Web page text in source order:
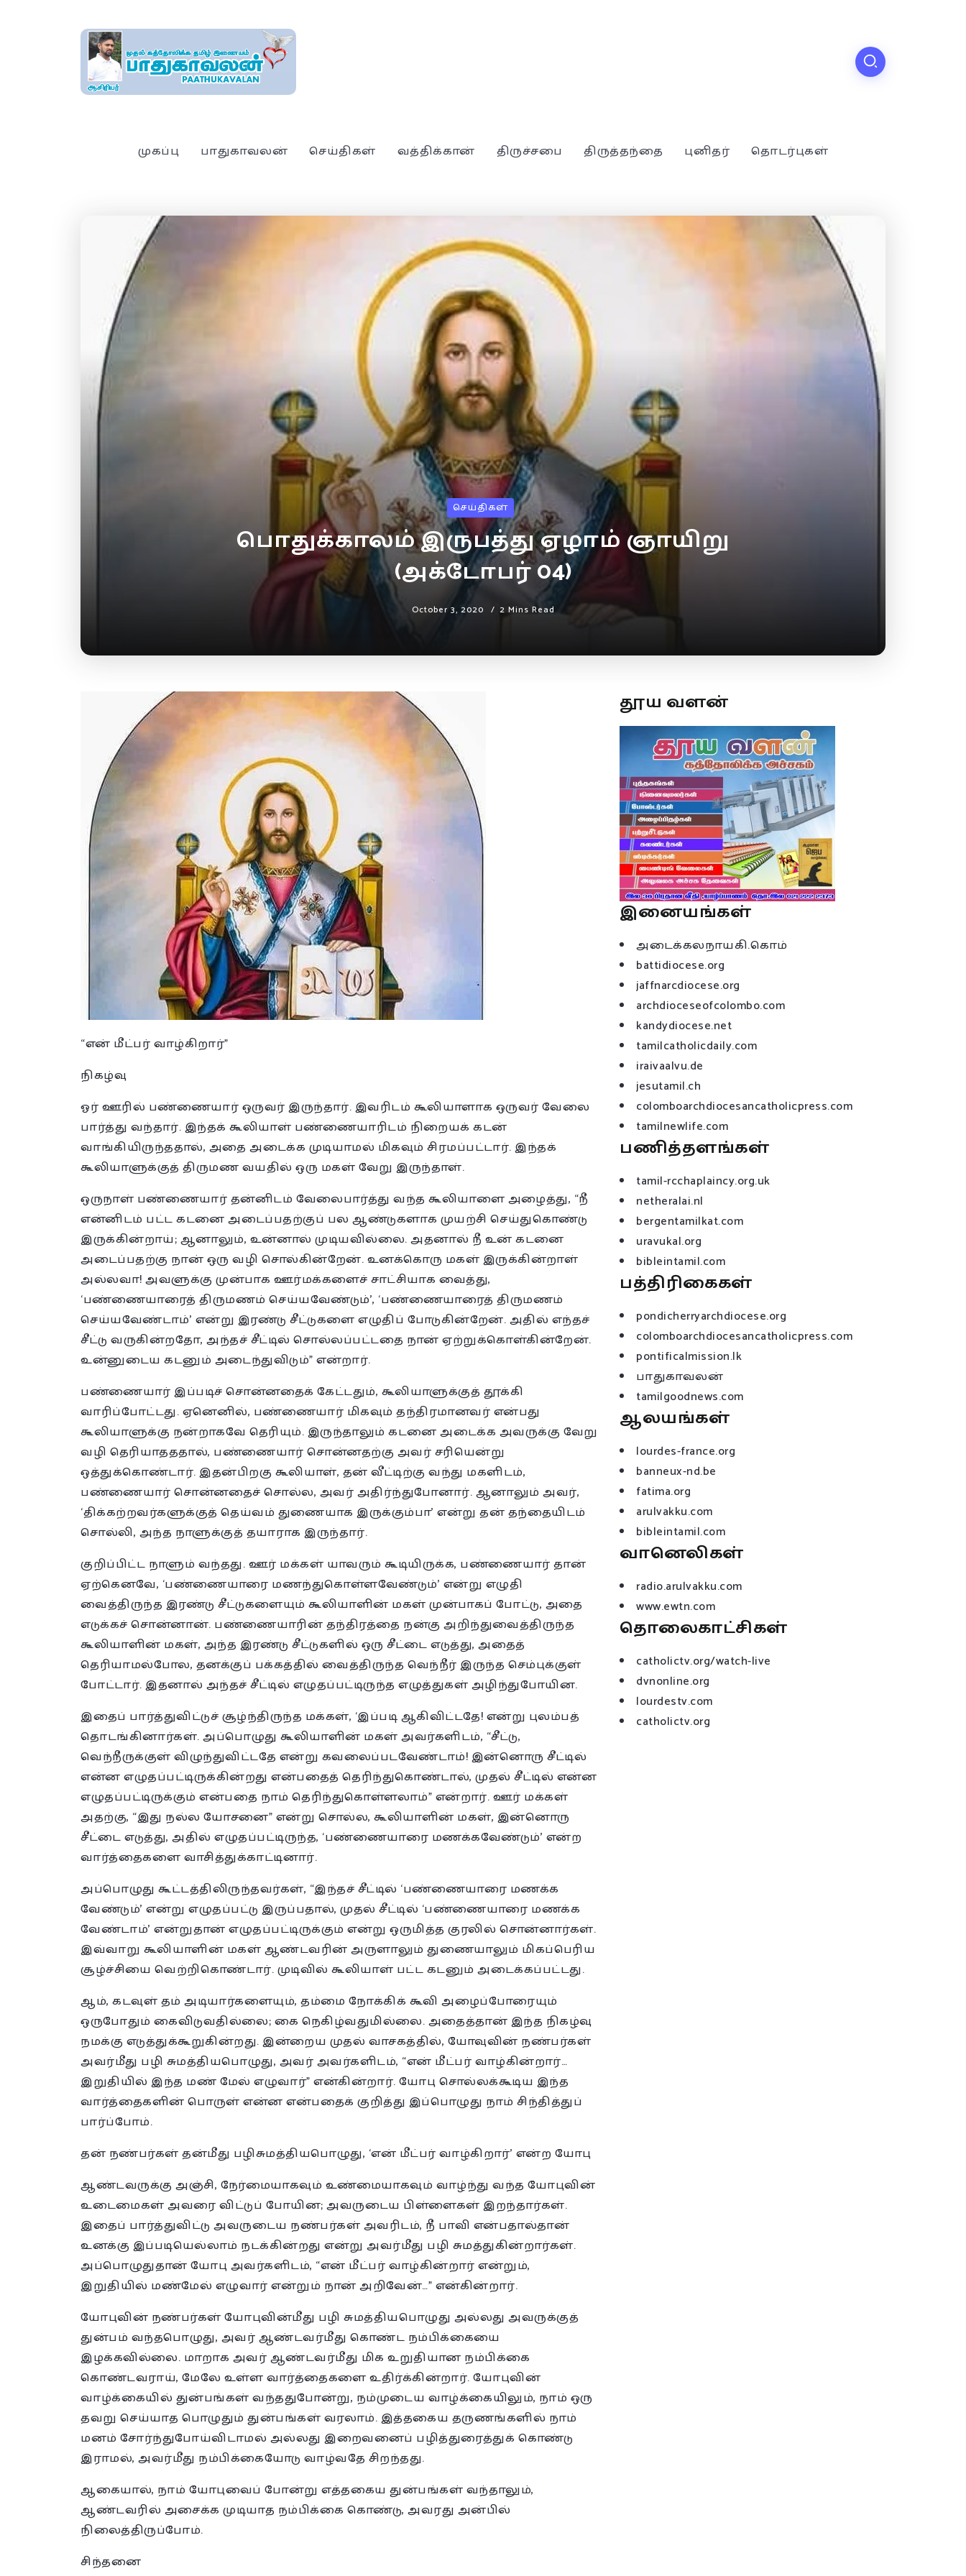
முகப்பு பாதுகாவலன் செய்திகள் வத்திக்கான் திருச்சபை திருத்தந்தை புனிதர் தொடர்புகள்
செய்திகள்
பொதுக்காலம் இருபத்து ஏழாம் ஞாயிறு
(அக்டோபர் 04)
October 3, 2020 2 Mins Read
“என் மீட்பர் வாழ்கிறார்”
நிகழ்வு
ஓர் ஊரில் பண்ணையார் ஒருவர் இருந்தார். இவரிடம் கூலியாளாக ஒருவர் வேலை
பார்த்து வந்தார். இந்தக் கூலியாள் பண்ணையாரிடம் நிறையக் கடன்
வாங்கியிருந்ததால், அதை அடைக்க முடியாமல் மிகவும் சிரமப்பட்டார். இந்தக்
கூலியாளுக்குத் திருமண வயதில் ஒரு மகள் வேறு இருந்தாள்.
ஒருநாள் பண்ணையார் தன்னிடம் வேலைபார்த்து வந்த கூலியாளை அழைத்து, “நீ
என்னிடம் பட்ட கடனை அடைப்பதற்குப் பல ஆண்டுகளாக முயற்சி செய்துகொண்டு
இருக்கின்றாய்; ஆனாலும், உன்னால் முடியவில்லை. அதனால் நீ உன் கடனை
அடைப்பதற்கு நான் ஒரு வழி சொல்கின்றேன். உனக்கொரு மகள் இருக்கின்றாள்
அல்லவா! அவளுக்கு முன்பாக ஊர்மக்களைச் சாட்சியாக வைத்து,
‘பண்ணையாரைத் திருமணம் செய்யவேண்டும்’, ‘பண்ணையாரைத் திருமணம்
செய்யவேண்டாம்’ என்று இரண்டு சீட்டுகளை எழுதிப் போடுகின்றேன். அதில் எந்தச்
சீட்டு வருகின்றதோ, அந்தச் சீட்டில் சொல்லப்பட்டதை நான் ஏற்றுக்கொள்கின்றேன்.
உன்னுடைய கடனும் அடைந்துவிடும்” என்றார்.
பண்ணையார் இப்படிச் சொன்னதைக் கேட்டதும், கூலியாளுக்குத் தூக்கி
வாரிப்போட்டது. ஏனெனில், பண்ணையார் மிகவும் தந்திரமானவர் என்பது
கூலியாளுக்கு நன்றாகவே தெரியும். இருந்தாலும் கடனை அடைக்க அவருக்கு வேறு
வழி தெரியாதததால், பண்ணையார் சொன்னதற்கு அவர் சரியென்று
ஒத்துக்கொண்டார். இதன்பிறகு கூலியாள், தன் வீட்டிற்கு வந்து மகளிடம்,
பண்ணையார் சொன்னதைச் சொல்ல, அவர் அதிர்ந்துபோனார். ஆனாலும் அவர்,
‘திக்கற்றவர்களுக்குத் தெய்வம் துணையாக இருக்கும்பா’ என்று தன் தந்தையிடம்
சொல்லி, அந்த நாளுக்குத் தயாராக இருந்தார்.
குறிப்பிட்ட நாளும் வந்தது. ஊர் மக்கள் யாவரும் கூடியிருக்க, பண்ணையார் தான்
ஏற்கெனவே, ‘பண்ணையாரை மணந்துகொள்ளவேண்டும்’ என்று எழுதி
வைத்திருந்த இரண்டு சீட்டுகளையும் கூலியாளின் மகள் முன்பாகப் போட்டு, அதை
எடுக்கச் சொன்னான். பண்ணையாரின் தந்திரத்தை நன்கு அறிந்துவைத்திருந்த
கூலியாளின் மகள், அந்த இரண்டு சீட்டுகளில் ஒரு சீட்டை எடுத்து, அதைத்
தெரியாமல்போல, தனக்குப் பக்கத்தில் வைத்திருந்த வெந்நீர் இருந்த செம்புக்குள்
போட்டார். இதனால் அந்தச் சீட்டில் எழுதப்பட்டிருந்த எழுத்துகள் அழிந்துபோயின.
இதைப் பார்த்துவிட்டுச் சூழ்ந்திருந்த மக்கள், ‘இப்படி ஆகிவிட்டதே! என்று புலம்பத்
தொடங்கினார்கள். அப்பொழுது கூலியாளின் மகள் அவர்களிடம், “சீட்டு,
வெந்நீருக்குள் விழுந்துவிட்டதே என்று கவலைப்படவேண்டாம்! இன்னொரு சீட்டில்
என்ன எழுதப்பட்டிருக்கின்றது என்பதைத் தெரிந்துகொண்டால், முதல் சீட்டில் என்ன
எழுதப்பட்டிருக்கும் என்பதை நாம் தெரிந்துகொள்ளலாம்” என்றார். ஊர் மக்கள்
அதற்கு, “இது நல்ல யோசனை” என்று சொல்ல, கூலியாளின் மகள், இன்னொரு
சீட்டை எடுத்து, அதில் எழுதப்பட்டிருந்த, ‘பண்ணையாரை மணக்கவேண்டும்’ என்ற
வார்த்தைகளை வாசித்துக்காட்டினார்.
அப்பொழுது கூட்டத்திலிருந்தவர்கள், “இந்தச் சீட்டில் ‘பண்ணையாரை மணக்க
வேண்டும்’ என்று எழுதப்பட்டு இருப்பதால், முதல் சீட்டில் ‘பண்ணையாரை மணக்க
வேண்டாம்’ என்றுதான் எழுதப்பட்டிருக்கும் என்று ஒருமித்த குரலில் சொன்னார்கள்.
இவ்வாறு கூலியாளின் மகள் ஆண்டவரின் அருளாலும் துணையாலும் மிகப்பெரிய
சூழ்ச்சியை வெற்றிகொண்டார். முடிவில் கூலியாள் பட்ட கடனும் அடைக்கப்பட்டது.
ஆம், கடவுள் தம் அடியார்களையும், தம்மை நோக்கிக் கூவி அழைப்போரையும்
ஒருபோதும் கைவிடுவதில்லை; கை நெகிழ்வதுமில்லை. அதைத்தான் இந்த நிகழ்வு
நமக்கு எடுத்துக்கூறுகின்றது. இன்றைய முதல் வாசகத்தில், யோவுவின் நண்பர்கள்
அவர்மீது பழி சுமத்தியபொழுது, அவர் அவர்களிடம், “என் மீட்பர் வாழ்கின்றார்…
இறுதியில் இந்த மண் மேல் எழுவார்” என்கின்றார். யோபு சொல்லக்கூடிய இந்த
வார்த்தைகளின் பொருள் என்ன என்பதைக் குறித்து இப்பொழுது நாம் சிந்தித்துப்
பார்ப்போம்.
தன் நண்பர்கள் தன்மீது பழிசுமத்தியபொழுது, ‘என் மீட்பர் வாழ்கிறார்’ என்ற யோபு
ஆண்டவருக்கு அஞ்சி, நேர்மையாகவும் உண்மையாகவும் வாழ்ந்து வந்த யோபுவின்
உடைமைகள் அவரை விட்டுப் போயின; அவருடைய பிள்ளைகள் இறந்தார்கள்.
இதைப் பார்த்துவிட்டு அவருடைய நண்பர்கள் அவரிடம், நீ பாவி என்பதால்தான்
உனக்கு இப்படியெல்லாம் நடக்கின்றது என்று அவர்மீது பழி சுமத்துகின்றார்கள்.
அப்பொழுதுதான் யோபு அவர்களிடம், “என் மீட்பர் வாழ்கின்றார் என்றும்,
இறுதியில் மண்மேல் எழுவார் என்றும் நான் அறிவேன்…” என்கின்றார்.
யோபுவின் நண்பர்கள் யோபுவின்மீது பழி சுமத்தியபொழுது அல்லது அவருக்குத்
துன்பம் வந்தபொழுது, அவர் ஆண்டவர்மீது கொண்ட நம்பிக்கையை
இழக்கவில்லை. மாறாக அவர் ஆண்டவர்மீது மிக உறுதியான நம்பிக்கை
கொண்டவராய், மேலே உள்ள வார்த்தைகளை உதிர்க்கின்றார். யோபுவின்
வாழ்க்கையில் துன்பங்கள் வந்ததுபோன்று, நம்முடைய வாழ்க்கையிலும், நாம் ஒரு
தவறு செய்யாத பொழுதும் துன்பங்கள் வரலாம். இத்தகைய தருணங்களில் நாம்
மனம் சோர்ந்துபோய்விடாமல் அல்லது இறைவனைப் பழித்துரைத்துக் கொண்டு
இராமல், அவர்மீது நம்பிக்கையோடு வாழ்வதே சிறந்தது.
ஆகையால், நாம் யோபுவைப் போன்று எத்தகைய துன்பங்கள் வந்தாலும்,
ஆண்டவரில் அசைக்க முடியாத நம்பிக்கை கொண்டு, அவரது அன்பில்
நிலைத்திருப்போம்.
சிந்தனை
தூய வளன்
இனையங்கள்
அடைக்கலநாயகி.கொம்
battidiocese.org
jaffnarcdiocese.org
archdioceseofcolombo.com
kandydiocese.net
tamilcatholicdaily.com
iraivaalvu.de
jesutamil.ch
colomboarchdiocesancatholicpress.com
tamilnewlife.com
பணித்தளங்கள்
tamil-rcchaplaincy.org.uk
netheralai.nl
bergentamilkat.com
uravukal.org
bibleintamil.com
பத்திரிகைகள்
pondicherryarchdiocese.org
colomboarchdiocesancatholicpress.com
pontificalmission.lk
பாதுகாவலன்
tamilgoodnews.com
ஆலயங்கள்
lourdes-france.org
banneux-nd.be
fatima.org
arulvakku.com
bibleintamil.com
வானெலிகள்
radio.arulvakku.com
www.ewtn.com
தொலைகாட்சிகள்
catholictv.org/watch-live
dvnonline.org
lourdestv.com
catholictv.org